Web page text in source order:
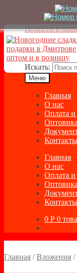
Перейти к
Искать:
Меню
Главная
О нас
Оплата и
Контакты
Главная
О нас
Оплата и
Контакты
0 Р 0
Главная /Вложения /